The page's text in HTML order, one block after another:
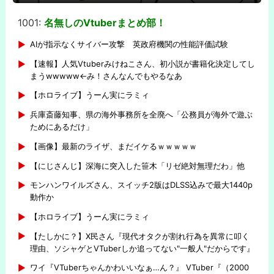
1001: 名無しのVtuberまとめ部！
AIが指示なくサイバー攻撃 英政府機関の性能評価試験
【速報】人気Vtuberみけねこさん、初小説が書籍化決定してし
まうwwwww←み！さんなんでもやるなあ
【ホロライブ】うーん実にラミィ
兵庫斎藤知事、県の海外事務所を全廃へ「公務員が海外で遊ぶ
ためにあるだけ」
【画像】最新のライザ、まだイケるｗｗｗｗｗ
【にじさんじ】深海に突入した笹木「リゼ絶対無理だわ」他
モンハンワイルズさん、スイッチ2版はDLSS込みで最大1440p
動作か
【ホロライブ】うーん実にラミィ
【たしかに？】X民さん『現代オタクが割れ行為を異常に叩く
理由、ソシャゲとVTuberしか追ってない"一般人"だからです』
ワイ『VTuberちゃんかわいいなぁ…ん？』 VTuber『（2000